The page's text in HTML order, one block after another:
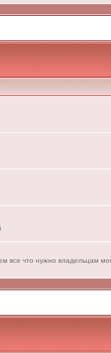
все что нужно владельцам